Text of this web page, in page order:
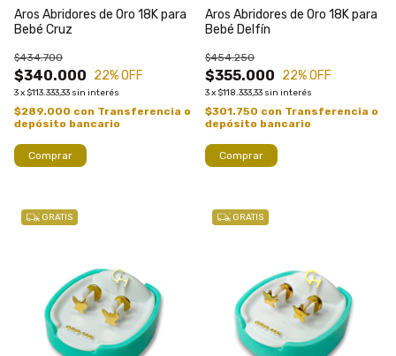
Aros Abridores de Oro 18K para
Bebé Cruz
$340.000
$434.700
22% OFF
3x $113.333,33 sin interés
$289.000 con Transferencia o
depósito bancario
Aros Abridores de Oro 18K para
Bebé Delfín
$355.000
$454.250
22% OFF
3x $118.333,33 sin interés
$301.750 con Transferencia o
depósito bancario
GRATIS GRATIS